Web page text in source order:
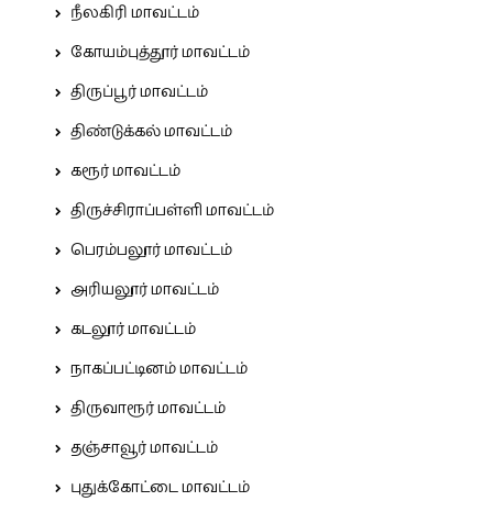
நீலகிரி மாவட்டம்
கோயம்புத்தூர் மாவட்டம்
திருப்பூர் மாவட்டம்
திண்டுக்கல் மாவட்டம்
கரூர் மாவட்டம்
திருச்சிராப்பள்ளி மாவட்டம்
பெரம்பலூர் மாவட்டம்
அரியலூர் மாவட்டம்
கடலூர் மாவட்டம்
நாகப்பட்டினம் மாவட்டம்
திருவாரூர் மாவட்டம்
தஞ்சாவூர் மாவட்டம்
புதுக்கோட்டை மாவட்டம்